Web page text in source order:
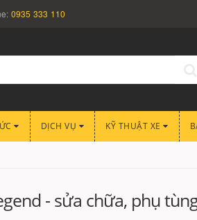
0935 333 110
DỊCH VỤ KỸ THUẬT XE
- sửa chữa, phụ